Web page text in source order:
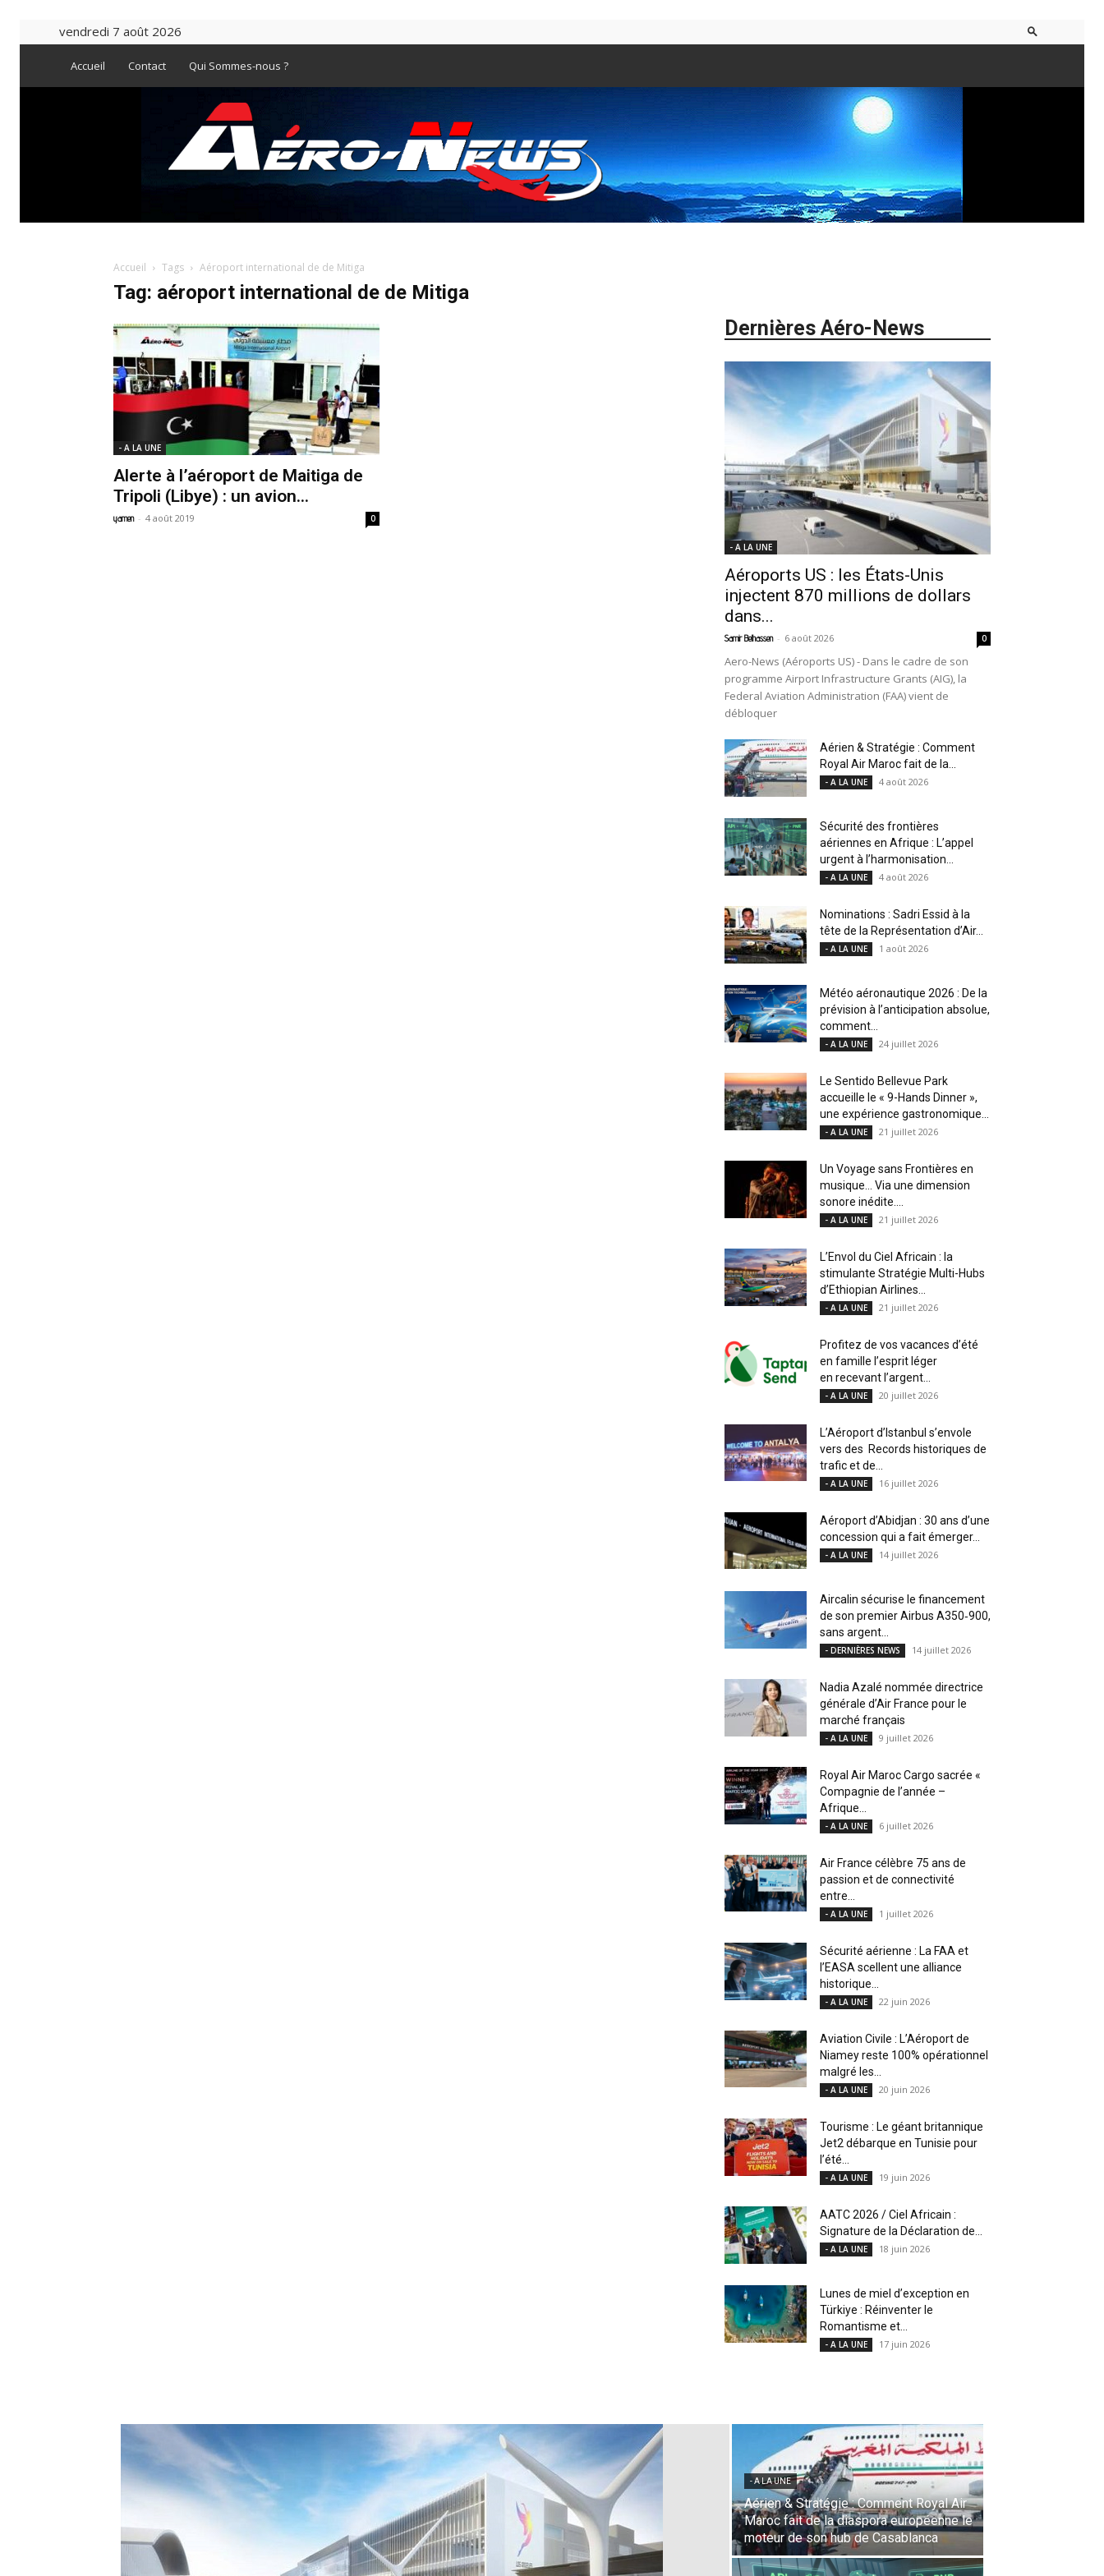
vendredi 7 août 2026
Accueil Contact Qui Sommes-nous ?
Accueil Tags Aéroport international de de Mitiga
Tag: aéroport international de de Mitiga
- A LA UNE
Alerte à l’aéroport de Maitiga de
Tripoli (Libye) : un avion...
yamen - 4 août 2019 0
Dernières Aéro-News
- A LA UNE
Aéroports US : les États-Unis
injectent 870 millions de dollars
dans...
Samir Belhassen - 6 août 2026 0
Aero-News (Aéroports US) - Dans le cadre de son
programme Airport Infrastructure Grants (AIG), la
Federal Aviation Administration (FAA) vient de
débloquer
Aérien & Stratégie : Comment
Royal Air Maroc fait de la...
- A LA UNE 4 août 2026
Sécurité des frontières
aériennes en Afrique : L’appel
urgent à l’harmonisation...
- A LA UNE 4 août 2026
Nominations : Sadri Essid à la
tête de la Représentation d’Air...
- A LA UNE 1 août 2026
Météo aéronautique 2026 : De la
prévision à l’anticipation absolue,
comment...
- A LA UNE 24 juillet 2026
Le Sentido Bellevue Park
accueille le « 9-Hands Dinner »,
une expérience gastronomique...
- A LA UNE 21 juillet 2026
Un Voyage sans Frontières en
musique… Via une dimension
sonore inédite....
- A LA UNE 21 juillet 2026
L’Envol du Ciel Africain : la
stimulante Stratégie Multi-Hubs
d’Ethiopian Airlines...
- A LA UNE 21 juillet 2026
Profitez de vos vacances d’été
en famille l’esprit léger
en recevant l’argent...
- A LA UNE 20 juillet 2026
L’Aéroport d’Istanbul s’envole
vers des Records historiques de
trafic et de...
- A LA UNE 16 juillet 2026
Aéroport d’Abidjan : 30 ans d’une
concession qui a fait émerger...
- A LA UNE 14 juillet 2026
Aircalin sécurise le financement
de son premier Airbus A350‑900,
sans argent...
- DERNIÈRES NEWS 14 juillet 2026
Nadia Azalé nommée directrice
générale d’Air France pour le
marché français
- A LA UNE 9 juillet 2026
Royal Air Maroc Cargo sacrée «
Compagnie de l’année –
Afrique...
- A LA UNE 6 juillet 2026
Air France célèbre 75 ans de
passion et de connectivité
entre...
- A LA UNE 1 juillet 2026
Sécurité aérienne : La FAA et
l’EASA scellent une alliance
historique...
- A LA UNE 22 juin 2026
Aviation Civile : L’Aéroport de
Niamey reste 100% opérationnel
malgré les...
- A LA UNE 20 juin 2026
Tourisme : Le géant britannique
Jet2 débarque en Tunisie pour
l’été...
- A LA UNE 19 juin 2026
AATC 2026 / Ciel Africain :
Signature de la Déclaration de...
- A LA UNE 18 juin 2026
Lunes de miel d’exception en
Türkiye : Réinventer le
Romantisme et...
- A LA UNE 17 juin 2026
- A LA UNE
Une Révolution Stratégique à l’IATA :
Saadia Zahidi nommée Directrice
Générale